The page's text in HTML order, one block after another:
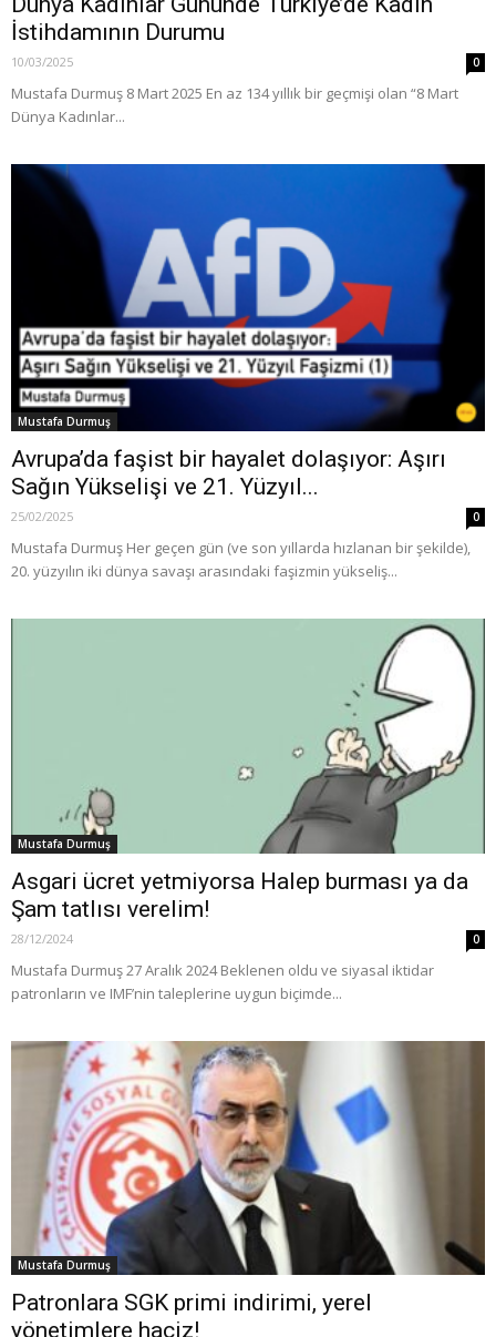
İstihdamının Durumu
10/03/2025 0
Mustafa Durmuş 8 Mart 2025 En az 134 yıllık bir geçmişi olan “8 Mart
Dünya Kadınlar...
Mustafa Durmuş
Avrupa’da faşist bir hayalet dolaşıyor: Aşırı
Sağın Yükselişi ve 21. Yüzyıl...
25/02/2025 0
Mustafa Durmuş Her geçen gün (ve son yıllarda hızlanan bir şekilde),
20. yüzyılın iki dünya savaşı arasındaki faşizmin yükseliş...
Mustafa Durmuş
Asgari ücret yetmiyorsa Halep burması ya da
Şam tatlısı verelim!
28/12/2024 0
Mustafa Durmuş 27 Aralık 2024 Beklenen oldu ve siyasal iktidar
patronların ve IMF’nin taleplerine uygun biçimde...
Mustafa Durmuş
Patronlara SGK primi indirimi, yerel
yönetimlere haciz!